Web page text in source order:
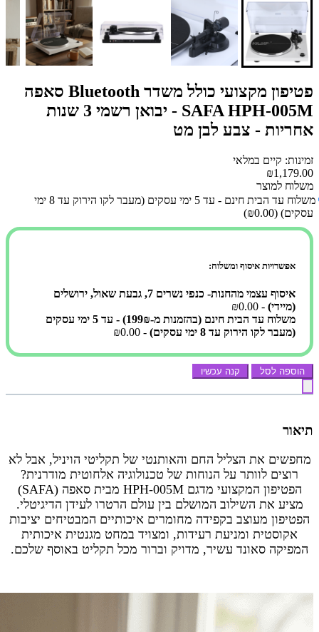
פטיפון מקצועי כולל משדר Bluetooth סאפה
SAFA HPH-005M - יבואן רשמי 3 שנות
אחריות - צבע לבן מט
זמינות: קיים במלאי
₪1,179.00
משלוח למוצר
משלוח עד הבית חינם - עד 5 ימי עסקים (מעבר לקו הירוק עד 8 ימי
עסקים) (₪0.00)
אפשרויות איסוף ומשלוח:
איסוף עצמי מהחנות- כנפי נשרים 7, גבעת שאול, ירושלים
(מיידי) - ₪0.00
משלוח עד הבית חינם (בהזמנות מ-199₪) - עד 5 ימי עסקים
(מעבר לקו הירוק עד 8 ימי עסקים)
- ₪0.00
הוספה לסל קנה עכשיו
תיאור
מחפשים את הצליל החם והאותנטי של תקליטי הויניל, אבל לא
רוצים לוותר על הנוחות של טכנולוגיה אלחוטית מודרנית?
הפטיפון המקצועי מדגם HPH-005M מבית סאפה (SAFA)
מציע את השילוב המושלם בין עולם הרטרו לעידן הדיגיטלי.
הפטיפון מעוצב בקפידה מחומרים איכותיים המבטיחים יציבות
אקוסטית ומניעת רעידות, ומצויד במחט מגנטית איכותית
המפיקה סאונד עשיר, מדויק וברור מכל תקליט באוסף שלכם.